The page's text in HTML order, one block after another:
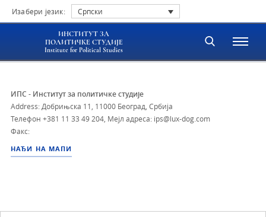
Изабери језик: Српски
ИНСТИТУТ ЗА
ПОЛИТИЧКЕ СТУДИЈЕ
Institute for Political Studies
ИПС - Институт за политичке студије
Address: Добрињска 11, 11000 Београд, Србија
Телефон +381 11 33 49 204 Мејл адреса: ips@lux-dog.com
Факс:
НАЂИ НА МАПИ